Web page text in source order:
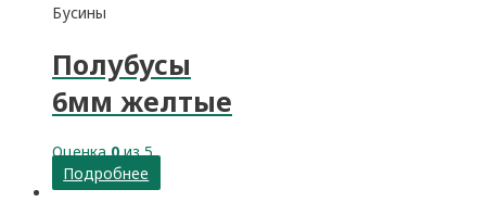
Бусины
Полубусы
6мм желтые
Оценка0из 5
Подробнее